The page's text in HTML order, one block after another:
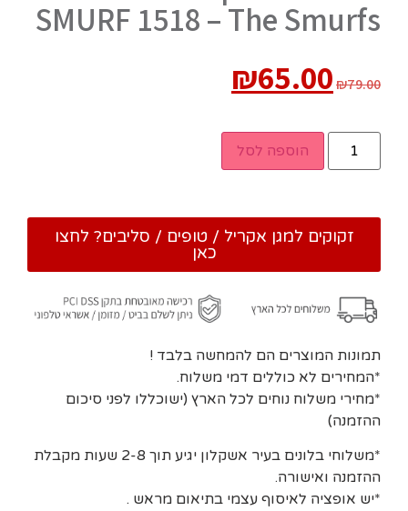
SMURF 1518 – The Smurfs
₪79.00
₪65.00
הוספה לסל
זקוקים למגן אקריל / טופים / סליבים? לחצו
כאן
תמונות המוצרים הם להמחשה בלבד !
*המחירים לא כוללים דמי משלוח.
*מחירי משלוח נוחים לכל הארץ (ישוכללו לפני סיכום
ההזמנה)
*משלוחי בלונים בעיר אשקלון יגיע תוך 2-8 שעות מקבלת
ההזמנה ואישורה.
*יש אופציה לאיסוף עצמי בתיאום מראש .